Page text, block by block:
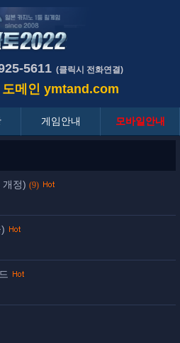
5611 (클릭시 전화연결)
메인 ymtand.com
게임안내 모바일안내
개정) (9)